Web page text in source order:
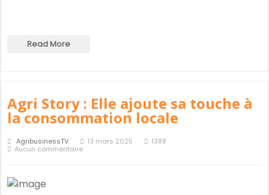
Read More
Agri Story : Elle ajoute sa touche à
la consommation locale
AgribusinessTV 13 mars 2025
1388
Aucun commentaire